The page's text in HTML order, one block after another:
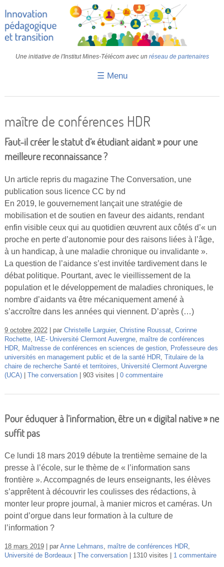
Une initiative de l'Institut Mines-Télécom avec un réseau de partenaires
☰ Menu
Transition
IMT
Colloques
Vidéos
S’inscrire
Se connecter
maître de conférences HDR
Faut-il créer le statut d’« étudiant aidant » pour une
meilleure reconnaissance ?
Un article repris du magazine The Conversation, une
publication sous licence CC by nd
En 2019, le gouvernement lançait une stratégie de
mobilisation et de soutien en faveur des aidants, rendant
enfin visible ceux qui au quotidien œuvrent aux côtés d’« un
proche en perte d’autonomie pour des raisons liées à l’âge,
à un handicap, à une maladie chronique ou invalidante ».
La question de l’aidance s’est invitée tardivement dans le
débat politique. Pourtant, avec le vieillissement de la
population et le développement de maladies chroniques, le
nombre d’aidants va être mécaniquement amené à
s’accroître dans les années qui viennent. D’après (…)
9 octobre 2022 par Christelle Larguier, Christine Roussat, Corinne
Rochette, IAE- Université Clermont Auvergne, maître de conférences
HDR, Maîtresse de conférences en sciences de gestion,
Professeure des
universités en management public et de la santé HDR, Titulaire de la
chaire de recherche Santé et territoires
Université Clermont Auvergne
(UCA)
The conversation 903 visites 0 commentaire
Pour éduquer à l’information, être un « digital native » ne
suffit pas
Ce lundi 18 mars 2019 débute la trentième semaine de la
presse à l’école, sur le thème de « l’information sans
frontière ». Accompagnés de leurs enseignants, les élèves
s’apprêtent à découvrir les coulisses des rédactions, à
monter leur propre journal, à manier micros et caméras. Un
point d’orgue dans leur formation à la culture de
l’information ?
18 mars 2019 par Anne Lehmans, maître de conférences HDR,
Université de Bordeaux
The conversation 1310 visites 1 commentaire